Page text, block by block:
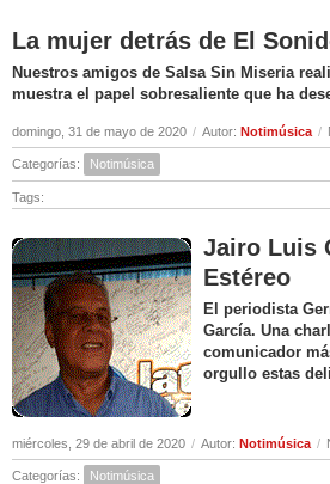
La mujer detrás de El
Nuestros amigos de Salsa Sin Miseria
muestra el papel sobresaliente que ha
domingo, 31 de mayo de 2020 / Autor: Notimúsica /
Categorías: Notimúsica
Tags:
Jairo Luis
Estéreo
El periodista
García. Una
comunicador
orgullo estas
miércoles, 29 de abril de 2020 / Autor: Notimúsica /
Categorías: Notimúsica